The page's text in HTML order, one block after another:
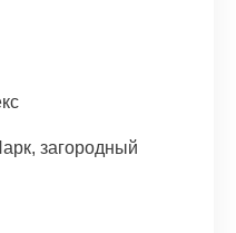
загородный